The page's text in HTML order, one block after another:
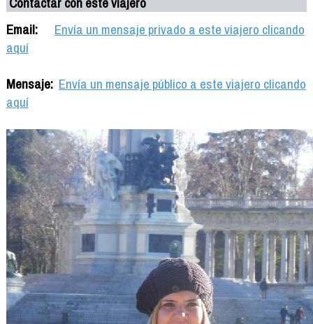
Email:
Envía un mensaje privado a este viajero clicando
aquí
Mensaje: Envía un mensaje público a este viajero clicando
aquí